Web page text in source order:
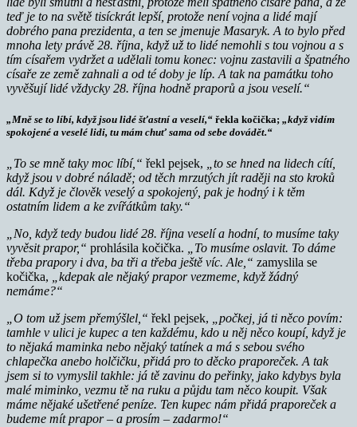
teď je to na světě tisíckrát lepší, protože není vojna a lidé mají
dobrého pana prezidenta, a ten se jmenuje Masaryk. A to bylo před
mnoha lety právě 28. října, když už to lidé nemohli s tou vojnou a s
tím císařem vydržet a udělali tomu konec: vojnu zastavili a špatného
císaře ze země zahnali a od té doby je líp. A tak na památku toho
vyvěšují lidé vždycky 28. října hodně praporů a jsou veselí.“
„Mně se to líbí, když jsou lidé šťastní a veselí,“ řekla kočička; „když vidím
spokojené a veselé lidi, tu mám chuť sama od sebe dovádět.“
„To se mně taky moc líbí,“ řekl pejsek,
„to se hned na lidech cítí,
když jsou v dobré náladě; od těch mrzutých jít raději na sto kroků
dál. Když je člověk veselý a spokojený, pak je hodný i k těm
ostatním lidem a ke zvířátkům taky.“
„No, když tedy budou lidé 28. října veselí a hodní, to musíme taky
vyvěsit prapor,“ prohlásila kočička.
„To musíme oslavit. To dáme
třeba prapory i dva, ba tři a třeba ještě víc. Ale,“ zamyslila se
kočička,
„kdepak ale nějaký prapor vezmeme, když žádný
nemáme?“
„O tom už jsem přemýšlel,“ řekl pejsek,
„počkej, já ti něco povím:
tamhle v ulici je kupec a ten každému, kdo u něj něco koupí, když je
to nějaká maminka nebo nějaký tatínek a má s sebou svého
chlapečka anebo holčičku, přidá pro to děcko praporeček. A tak
jsem si to vymyslil takhle: já tě zavinu do peřinky, jako kdybys byla
malé miminko, vezmu tě na ruku a půjdu tam něco koupit. Však
máme nějaké ušetřené peníze. Ten kupec nám přidá praporeček a
budeme mít prapor – a prosím – zadarmo!“